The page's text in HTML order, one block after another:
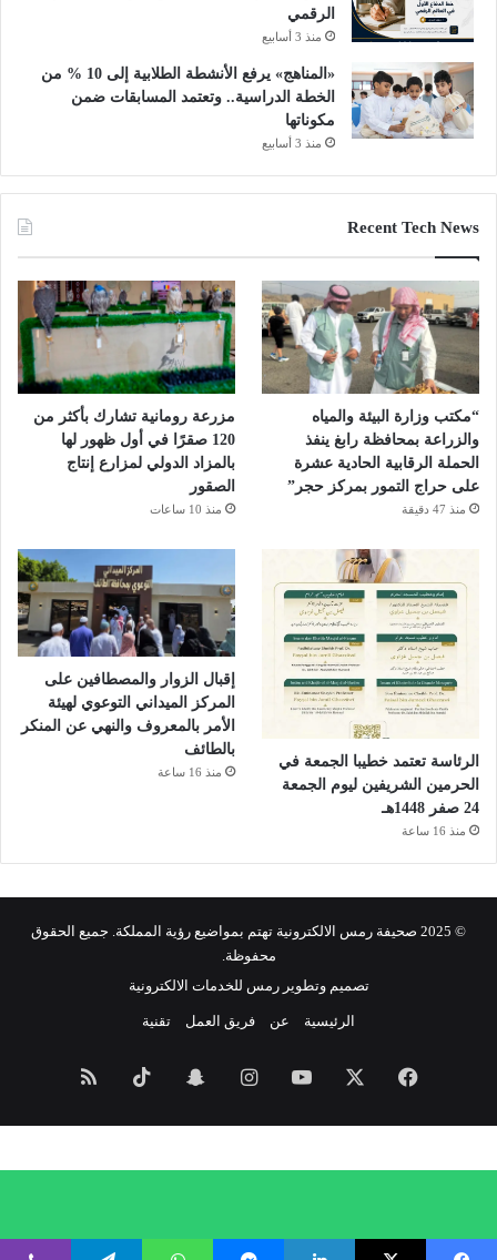
الرقمي
منذ 3 أسابيع
«المناهج» يرفع الأنشطة الطلابية إلى 10 % من
الخطة الدراسية.. وتعتمد المسابقات ضمن
مكوناتها
منذ 3 أسابيع
Recent Tech News
“مكتب وزارة البيئة والمياه
والزراعة بمحافظة رابغ ينفذ
الحملة الرقابية الحادية عشرة
على حراج التمور بمركز حجر”
منذ 47 دقيقة
مزرعة رومانية تشارك بأكثر من
120 صقرًا في أول ظهور لها
بالمزاد الدولي لمزارع إنتاج
الصقور
منذ 10 ساعات
الرئاسة تعتمد خطيبا الجمعة في
الحرمين الشريفين ليوم الجمعة
24 صفر 1448هـ
منذ 16 ساعة
إقبال الزوار والمصطافين على
المركز الميداني التوعوي لهيئة
الأمر بالمعروف والنهي عن المنكر
بالطائف
منذ 16 ساعة
© 2025 صحيفة رمس الالكترونية تهتم بمواضيع رؤية المملكة. جميع الحقوق
محفوظة.
تصميم وتطوير رمس للخدمات الالكترونية
الرئيسية عن فريق العمل تقنية
فيسبوك ‫YouTubeانستقرامسناب
تشات
‫TikTok
الموقع